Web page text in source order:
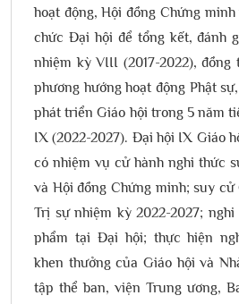
hoạt động, Hội đồng Chứng
chức Đại hội để tổng kết, đánh
nhiệm kỳ VIII (2017-2022), đồng
phương hướng hoạt động Phật
phát triển Giáo hội trong 5 năm
IX (2022-2027). Đại hội IX Giáo
có nhiệm vụ cử hành nghi thức
và Hội đồng Chứng minh; suy
Trị sự nhiệm kỳ 2022-2027;
phẩm tại Đại hội; thực hiện
khen thưởng của Giáo hội và
tập thể ban, viện Trung ương,